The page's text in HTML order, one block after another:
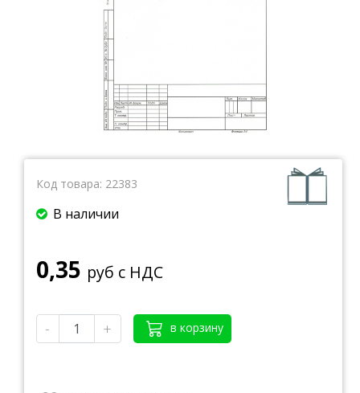
Ватманы, калька, бумага миллиметровая, форматки
Бумага для художественных и дизайнерских работ
Бумага для факса
Грамоты, дипломы, благодарности
Канцелярские книги, книги учета
Бумага в рулоне и стопе
Бланки
Код товара: 22383
В наличии
0,35 руб с НДС
- + в корзину